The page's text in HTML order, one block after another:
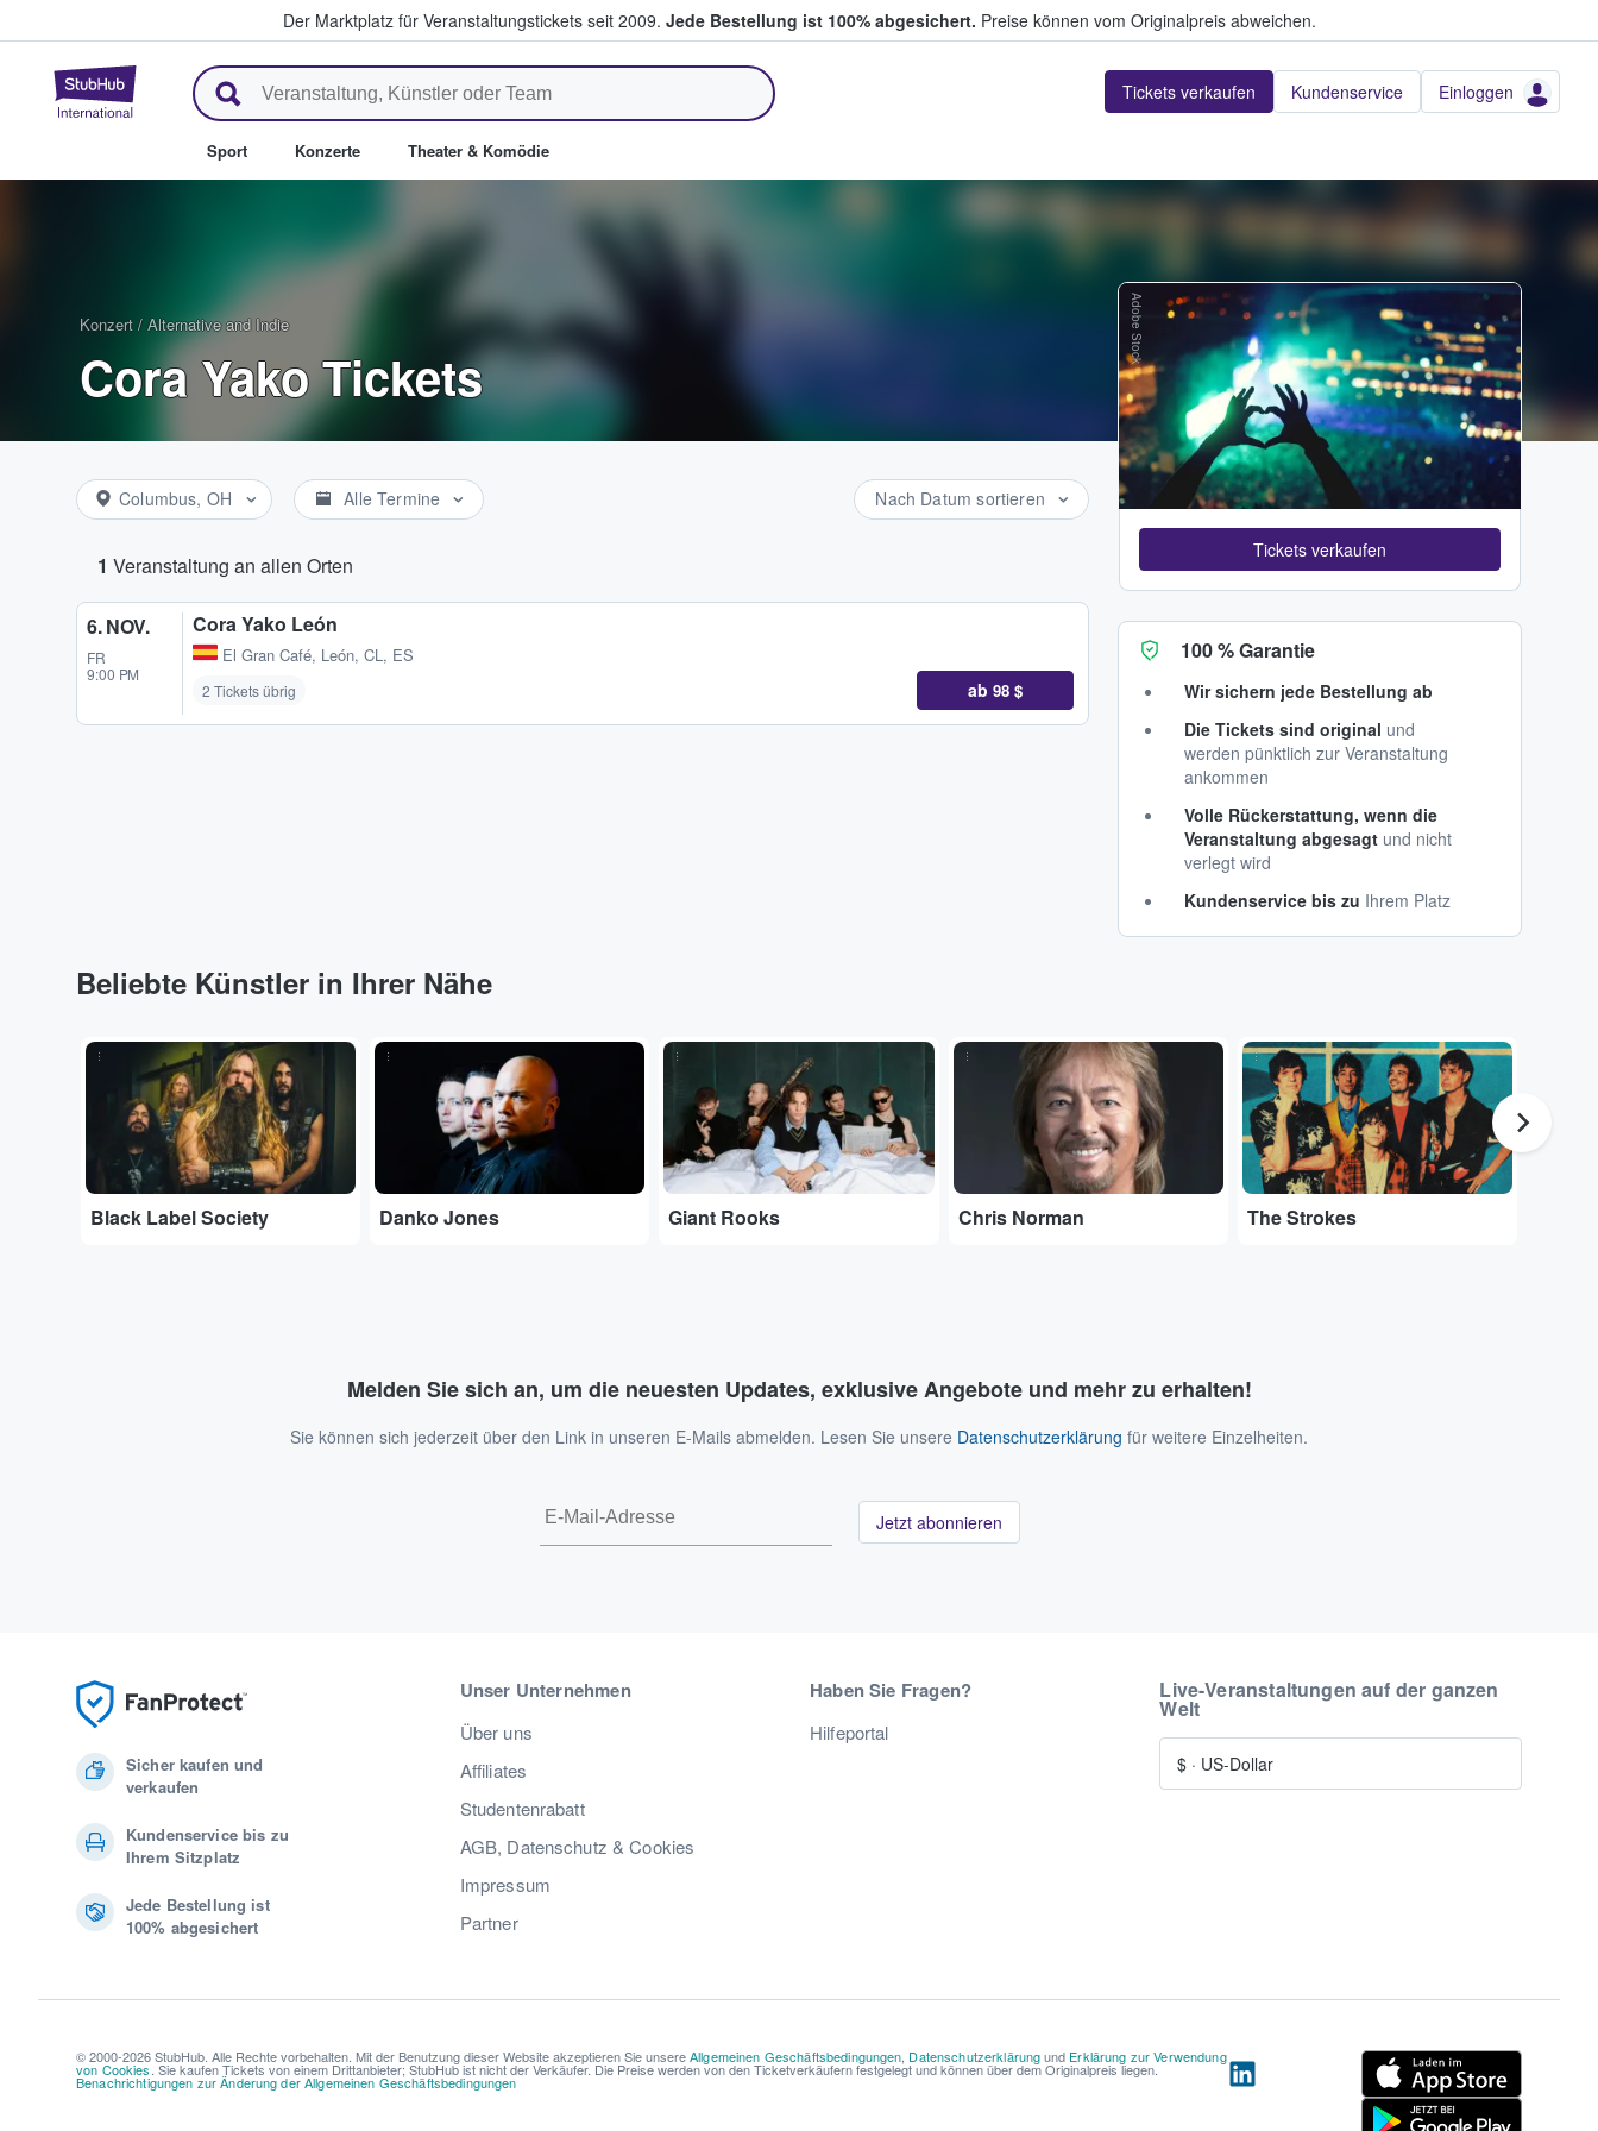
Der Marktplatz für Veranstaltungstickets seit 2009. Jede Bestellung ist 100% abgesichert. Preise können vom Originalpreis abweichen.
StubHub - Wo Fans Tickets kaufen & verkaufen Tickets verkaufen Kundenservice Einloggen
Sport Konzerte Theater & Komödie
Konzert / Alternative and Indie
Cora Yako Tickets
Columbus, OH Alle Termine Nach Datum sortieren
1 Veranstaltung an allen Orten
6. NOV.
FR
9:00 PM
Cora Yako León
El Gran Café, León, CL, ES
2 Tickets übrig ab 98 $
Adobe Stock
Tickets verkaufen
100 % Garantie
Wir sichern jede Bestellung ab
Die Tickets sind original und
werden pünktlich zur Veranstaltung
ankommen
Volle Rückerstattung, wenn die
Veranstaltung abgesagt und nicht
verlegt wird
Kundenservice bis zu Ihrem Platz
Beliebte Künstler in Ihrer Nähe
...
Black Label Society
...
Danko Jones
...
Giant Rooks
...
Chris Norman
...
The Strokes
Melden Sie sich an, um die neuesten Updates, exklusive Angebote und mehr zu erhalten!
Sie können sich jederzeit über den Link in unseren E-Mails abmelden. Lesen Sie unsere Datenschutzerklärung für weitere Einzelheiten.
Jetzt abonnieren
Sicher kaufen und
verkaufen
Kundenservice bis zu
Ihrem Sitzplatz
Jede Bestellung ist
100% abgesichert
Unser Unternehmen
Über uns
Affiliates
Studentenrabatt
AGB, Datenschutz & Cookies
Impressum
Partner
Haben Sie Fragen?
Hilfeportal
Live-Veranstaltungen auf der ganzen
Welt
$ · US-Dollar
© 2000-2026 StubHub. Alle Rechte vorbehalten. Mit der Benutzung dieser Website akzeptieren Sie unsereAllgemeinen Geschäftsbedingungen Datenschutzerklärungund Erklärung zur Verwendung
von Cookies . Sie kaufen Tickets von einem Drittanbieter; StubHub ist nicht der Verkäufer. Die Preise werden von den Ticketverkäufern festgelegt und können über dem Originalpreis liegen.
Benachrichtigungen zur Änderung der Allgemeinen Geschäftsbedingungen